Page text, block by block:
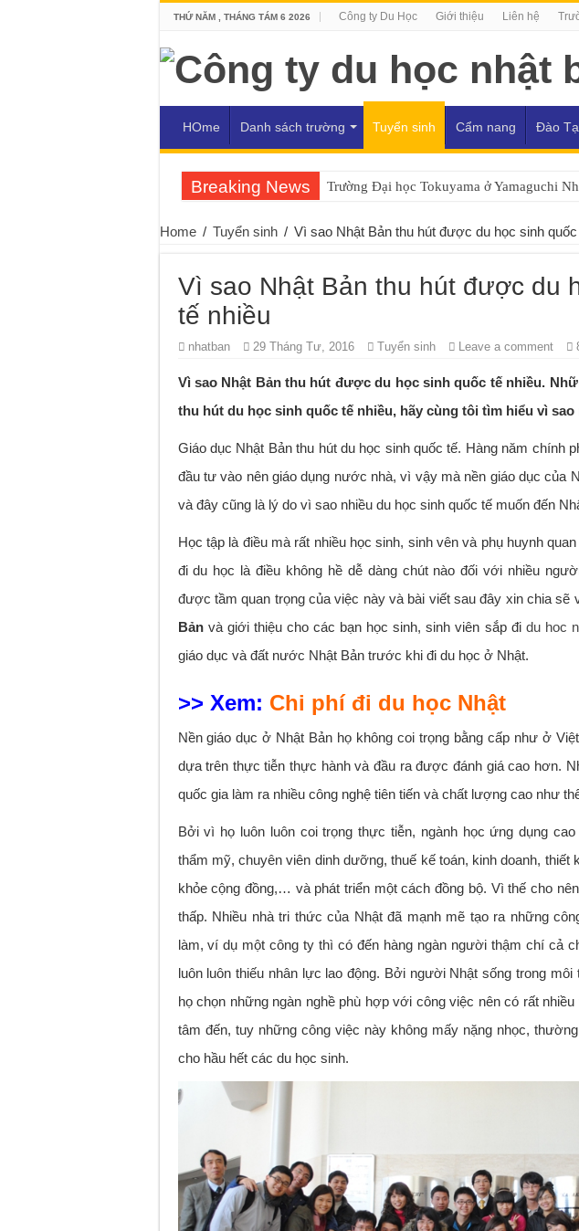
THỨ NĂM , THÁNG TÁM 6 2026 Công ty Du Học Giới thiệu Liên hệ
HOme Danh sách trường Tuyển sinh Cẩm nang Đào
Breaking News Trường Đại học Tokuyama ở Yamaguchi
Home / Tuyển sinh / Vì sao Nhật Bản thu hút được du học sinh quốc
Vì sao Nhật Bản thu hút được du
tế nhiều
nhatban 29 Tháng Tư, 2016 Tuyển sinh Leave a comment
Vì sao Nhật Bản thu hút được du học sinh quốc tế nhiều.
thu hút du học sinh quốc tế nhiều, hãy cùng tôi tìm hiểu vì sao
Giáo dục Nhật Bản thu hút du học sinh quốc tế. Hàng năm chính
đầu tư vào nên giáo dụng nước nhà, vì vậy mà nền giáo dục của
và đây cũng là lý do vì sao nhiều du học sinh quốc tế muốn đến
Học tập là điều mà rất nhiều học sinh, sinh vên và phụ huynh
đi du học là điều không hề dễ dàng chút nào đối với nhiều
được tầm quan trọng của việc này và bài viết sau đây xin chia sẽ
Bảnvà giới thiệu cho các bạn học sinh, sinh viên sắp đi du hoc
giáo dục và đất nước Nhật Bản trước khi đi du học ở Nhật.
>> Xem: Chi phí đi du học Nhật
Nền giáo dục ở Nhật Bản họ không coi trọng bằng cấp như ở
dựa trên thực tiễn thực hành và đầu ra được đánh giá cao hơn.
quốc gia làm ra nhiều công nghệ tiên tiến và chất lượng cao như
Bởi vì họ luôn luôn coi trọng thực tiễn, ngành học ứng dụng
thẩm mỹ, chuyên viên dinh dưỡng, thuế kế toán, kinh doanh,
khỏe cộng đồng,… và phát triển một cách đồng bộ. Vì thế cho
thấp. Nhiều nhà tri thức của Nhật đã mạnh mẽ tạo ra những
làm, ví dụ một công ty thì có đến hàng ngàn người thậm chí cả
luôn luôn thiếu nhân lực lao động. Bởi người Nhật sống trong
họ chọn những ngàn nghề phù hợp với công việc nên có rất
tâm đến, tuy những công việc này không mấy nặng nhọc,
cho hầu hết các du học sinh.